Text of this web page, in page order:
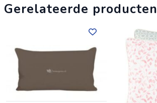
Gerelateerde producten